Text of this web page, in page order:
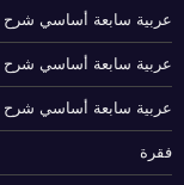
عربية سابعة أساسي
عربية سابعة أساسي
عربية سابعة أساسي
فقرة